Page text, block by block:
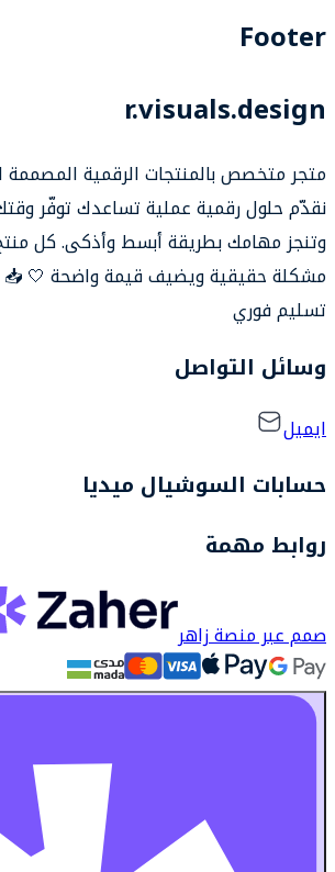
Footer
r.visuals.design
متجر متخصص بالمنتجات الرقمية
نقدّم حلول رقمية عملية تساعدك توفّر
وتنجز مهامك بطريقة أبسط وأذكى. كل
مشكلة حقيقية ويضيف قيمة واضحة 🤍 📥
تسليم فوري
وسائل التواصل
ايميل
حسابات السوشيال ميديا
روابط مهمة
صمم عبر منصة زاهر